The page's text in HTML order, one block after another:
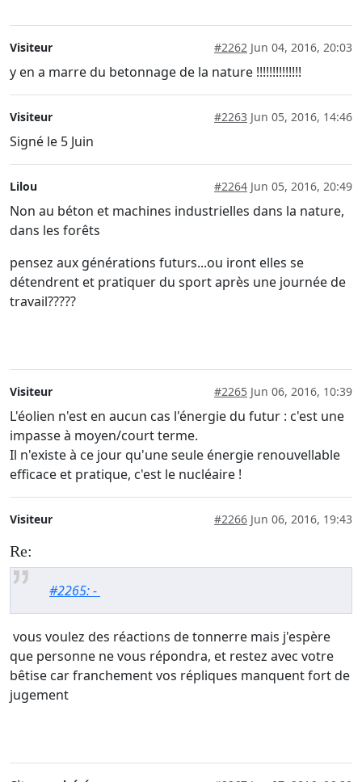
Visiteur #2262 Jun 04, 2016, 20:03
y en a marre du betonnage de la nature !!!!!!!!!!!!!!
Visiteur #2263 Jun 05, 2016, 14:46
Signé le 5 Juin
Lilou #2264 Jun 05, 2016, 20:49
Non au béton et machines industrielles dans la nature,
dans les forêts
pensez aux générations futurs...ou iront elles se
détendrent et pratiquer du sport après une journée de
travail?????
Visiteur #2265 Jun 06, 2016, 10:39
L'éolien n'est en aucun cas l'énergie du futur : c'est une
impasse à moyen/court terme.
Il n'existe à ce jour qu'une seule énergie renouvellable
efficace et pratique, c'est le nucléaire !
Visiteur #2266 Jun 06, 2016, 19:43
Re:
#2265: -
vous voulez des réactions de tonnerre mais j'espère
que personne ne vous répondra, et restez avec votre
bêtise car franchement vos répliques manquent fort de
jugement